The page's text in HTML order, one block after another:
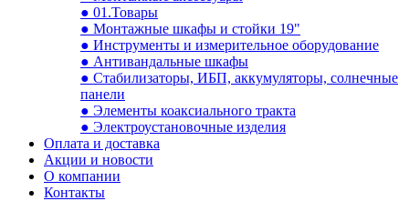
● 01.Товары
● Монтажные шкафы и стойки 19"
● Инструменты и измерительное оборудование
● Антивандальные шкафы
● Стабилизаторы, ИБП, аккумуляторы, солнечные
панели
● Элементы коаксиального тракта
● Электроустановочные изделия
Оплата и доставка
Акции и новости
О компании
Контакты